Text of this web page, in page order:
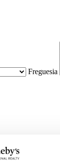
Freguesia